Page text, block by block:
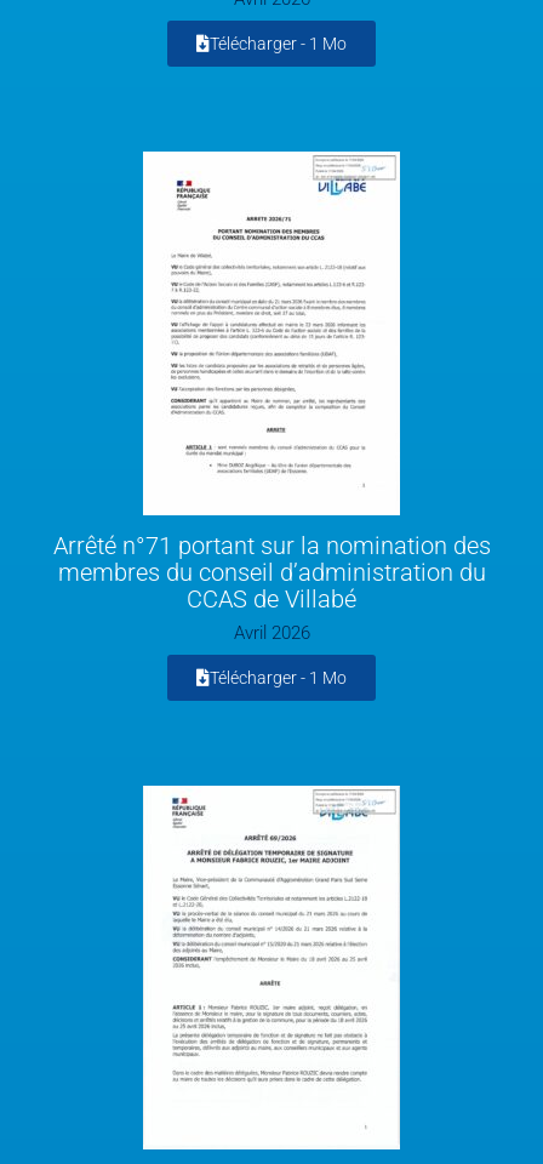
Télécharger - 1 Mo
Arrêté n°71 portant sur la nomination des
membres du conseil d’administration du
CCAS de Villabé
Avril 2026
Télécharger - 1 Mo